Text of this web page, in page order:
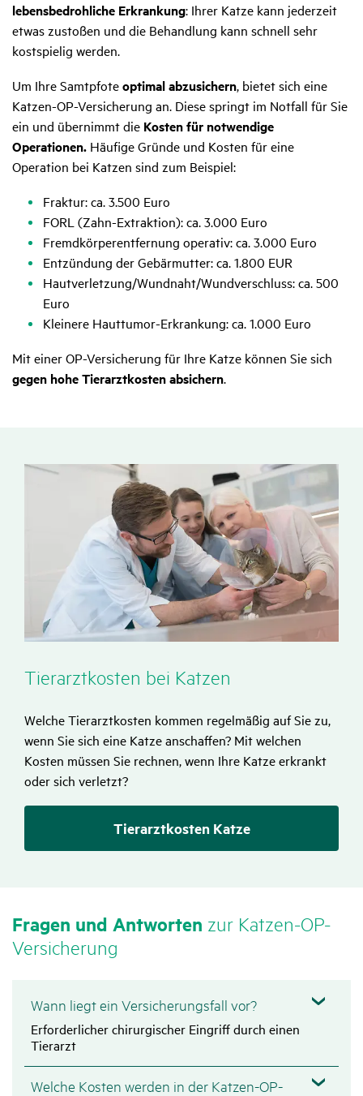
lebensbedrohliche Erkrankung: Ihrer Katze kann jederzeit
etwas zustoßen und die Behandlung kann schnell sehr
kostspielig werden.
Um Ihre Samtpfoteoptimal abzusichern, bietet sich eine
Katzen-OP-Versicherung an. Diese springt im Notfall für Sie
ein und übernimmt die Kosten für notwendige
Operationen. Häufige Gründe und Kosten für eine
Operation bei Katzen sind zum Beispiel:
Fraktur: ca. 3.500 Euro
FORL (Zahn-Extraktion): ca. 3.000 Euro
Fremdkörperentfernung operativ: ca. 3.000 Euro
Entzündung der Gebärmutter: ca. 1.800 EUR
Hautverletzung/Wundnaht/Wundverschluss: ca. 500
Euro
Kleinere Hauttumor-Erkrankung: ca. 1.000 Euro
Mit einer OP-Versicherung für Ihre Katze können Sie sich
gegen hohe Tierarztkosten absichern.
Tier­arzt­kosten bei Katzen
Welche Tierarztkosten kommen regelmäßig auf Sie zu,
wenn Sie sich eine Katze anschaffen? Mit welchen
Kosten müssen Sie rechnen, wenn Ihre Katze erkrankt
oder sich verletzt?
Tierarztkosten Katze
Fragen und Antworten zur Katzen-OP-
Versi­che­rung
Wann liegt ein Versi­che­rungs­fall vor?
Erforderlicher chirurgischer Eingriff durch einen
Tierarzt
Welche Kosten werden in der Katzen-OP-